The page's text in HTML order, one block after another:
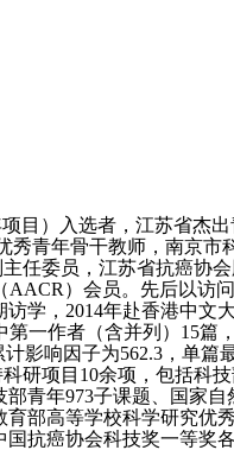
目）入选者，江苏省杰出
秀青年骨干教师，南京市
任委员，江苏省抗癌协
AACR ）会员。先后以访
学， 2014年赴香港中文
第一作者（含并列） 15篇
计影响因子为562.3 ，单篇
研项目 10余项，包括科
部青年973子课题、国家自
育部高等学校科学研究优
国抗癌协会科技奖一等奖各